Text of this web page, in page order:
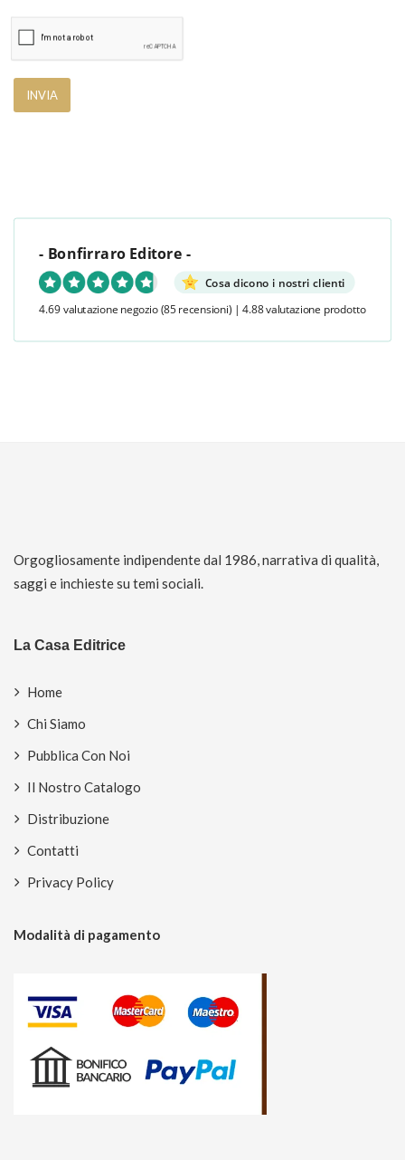
- Bonfirraro Editore -
Cosa dicono i nostri clienti
4.69 valutazione negozio (85 recensioni) | 4.88 valutazione prodotto
Orgogliosamente indipendente dal 1986, narrativa di qualità,
saggi e inchieste su temi sociali.
La Casa Editrice
Home
Chi Siamo
Pubblica Con Noi
Il Nostro Catalogo
Distribuzione
Contatti
Privacy Policy
Modalità di pagamento